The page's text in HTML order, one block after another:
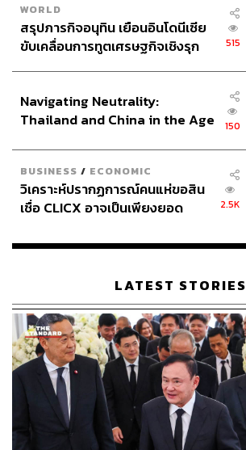
WORLD
สรุปภารกิจอนุทิน เยือนอินโดนีเซีย
ขับเคลื่อนการทูตเศรษฐกิจเชิงรุก
515
Navigating Neutrality:
Thailand and China in the Age
150
BUSINESS / ECONOMIC
วิเคราะห์ปรากฏการณ์คนแห่ขอสิน
เชื่อ CLICX อาจเป็นเพียงยอด
เรือนไทยที่ถูกซุกไว้
2.5K
LATEST STORIES